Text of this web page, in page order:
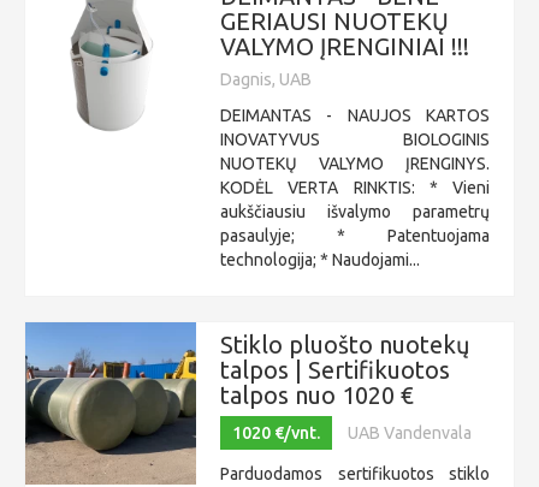
GERIAUSI NUOTEKŲ
VALYMO ĮRENGINIAI !!!
Dagnis, UAB
DEIMANTAS - NAUJOS KARTOS
INOVATYVUS BIOLOGINIS
NUOTEKŲ VALYMO ĮRENGINYS.
KODĖL VERTA RINKTIS: * Vieni
aukščiausiu išvalymo parametrų
pasaulyje; * Patentuojama
technologija; * Naudojami...
Stiklo pluošto nuotekų
talpos | Sertifikuotos
talpos nuo 1020 €
1020 €/vnt. UAB Vandenvala
Parduodamos sertifikuotos stiklo